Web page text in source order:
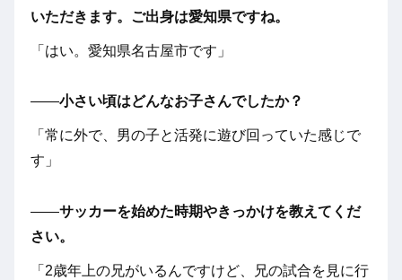
いただきます。ご出身は愛知県ですね。
「はい。愛知県名古屋市です」
――小さい頃はどんなお子さんでしたか？
「常に外で、男の子と活発に遊び回っていた感じで
す」
――サッカーを始めた時期やきっかけを教えてくだ
さい。
「2歳年上の兄がいるんですけど、兄の試合を見に行